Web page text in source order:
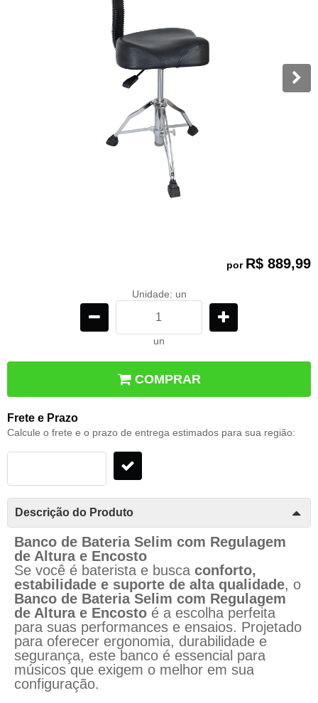
por R$ 889,99
Unidade: un
un
COMPRAR
Frete e Prazo
Calcule o frete e o prazo de entrega estimados para sua região:
Descrição do Produto
Banco de Bateria Selim com Regulagem
de Altura e Encosto
Se você é baterista e busca conforto,
estabilidade e suporte de alta qualidade, o
Banco de Bateria Selim com Regulagem
de Altura e Encosto é a escolha perfeita
para suas performances e ensaios. Projetado
para oferecer ergonomia, durabilidade e
segurança, este banco é essencial para
músicos que exigem o melhor em sua
configuração.